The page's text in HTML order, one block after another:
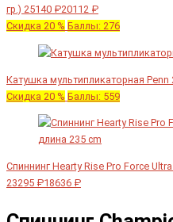
гр.) 25140 ₽20112 ₽
Скидка 20 % Баллы: 276
Катушка мультипликаторная Penn
Скидка 20 % Баллы: 559
Спиннинг Hearty Rise Pro Force
23295 ₽18636 ₽